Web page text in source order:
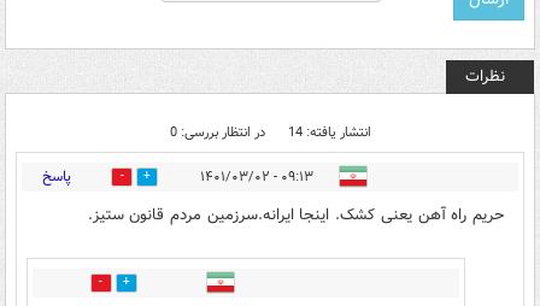
نظرات
انتشار یافته: 14 در انتظار بررسی: 0
۰۹:۱۳ - ۱۴۰۱/۰۳/۰۲ 5 پاسخ
حریم راه آهن یعنی کشک. اینجا ایرانه.سرزمین مردم قانون ستیز.
12